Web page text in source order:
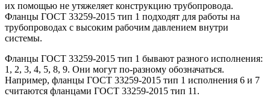
их помощью не утяжеляет конструкцию трубопровода.
Фланцы ГОСТ 33259-2015 тип 1 подходят для работы на
трубопроводах с высоким рабочим давлением внутри
системы.
Фланцы ГОСТ 33259-2015 тип 1 бывают разного исполнения:
1, 2, 3, 4, 5, 8, 9. Они могут по-разному обозначаться.
Например, фланцы ГОСТ 33259-2015 тип 1 исполнения 6 и 7
считаются фланцами ГОСТ 33259-2015 тип 11.